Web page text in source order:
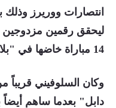
ليحقق رقمين مزدوجين
14 مباراة خاضها في "بلاي أوف" الموسم الحالي.
وكان السلوفيني قريباً
دابل" بعدما ساهم